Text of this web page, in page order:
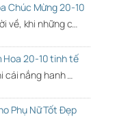
Chúc Mừng 20-10
về, khi những c…
Hoa 20-10 tinh tế
cái nắng hanh …
Phụ Nữ Tốt Đẹp